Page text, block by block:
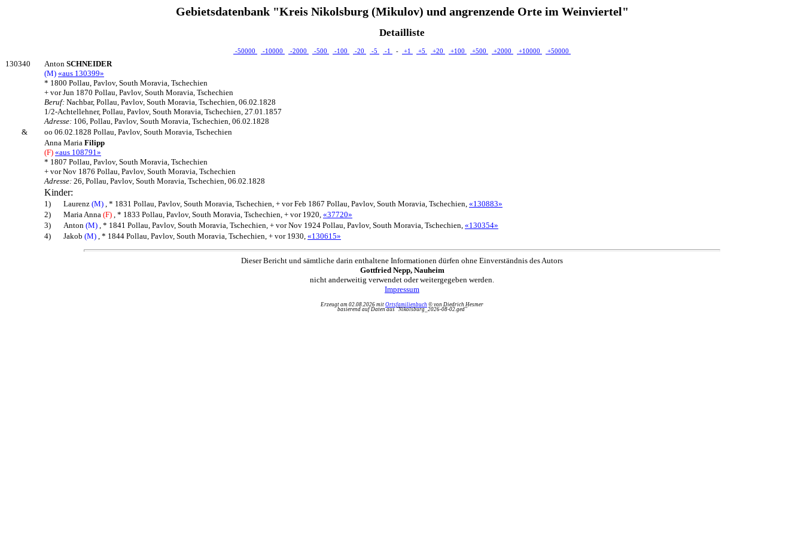
Gebietsdatenbank "Kreis Nikolsburg (Mikulov) und angrenzende Orte im Weinviertel"
Detailliste
-50000 -10000 -2000 -500 -100 -20 -5 -1 - +1 +5 +20 +100 +500 +2000 +10000 +50000
130340 Anton SCHNEIDER
(M) «aus 130399»
* 1800 Pollau, Pavlov, South Moravia, Tschechien
+ vor Jun 1870 Pollau, Pavlov, South Moravia, Tschechien
Beruf: Nachbar, Pollau, Pavlov, South Moravia, Tschechien, 06.02.1828
1/2-Achtellehner, Pollau, Pavlov, South Moravia, Tschechien, 27.01.1857
Adresse: 106, Pollau, Pavlov, South Moravia, Tschechien, 06.02.1828
&
oo 06.02.1828 Pollau, Pavlov, South Moravia, Tschechien
Anna Maria Filipp
(F) «aus 108791»
* 1807 Pollau, Pavlov, South Moravia, Tschechien
+ vor Nov 1876 Pollau, Pavlov, South Moravia, Tschechien
Adresse: 26, Pollau, Pavlov, South Moravia, Tschechien, 06.02.1828
Kinder:
1) Laurenz (M) , * 1831 Pollau, Pavlov, South Moravia, Tschechien, + vor Feb 1867 Pollau, Pavlov, South Moravia, Tschechien, «130883»
2)
Maria Anna (F) , * 1833 Pollau, Pavlov, South Moravia, Tschechien, + vor 1920, «37720»
3)
Anton (M) , * 1841 Pollau, Pavlov, South Moravia, Tschechien, + vor Nov 1924 Pollau, Pavlov, South Moravia, Tschechien, «130354»
4)
Jakob (M) , * 1844 Pollau, Pavlov, South Moravia, Tschechien, + vor 1930, «130615»
Dieser Bericht und sämtliche darin enthaltene Informationen dürfen ohne Einverständnis des Autors
Gottfried Nepp, Nauheim
nicht anderweitig verwendet oder weitergegeben werden.
Impressum
Erzeugt am 02.08.2026 mit Ortsfamilienbuch © von Diedrich Hesmer
basierend auf Daten aus "Nikolsburg_2026-08-02.ged"